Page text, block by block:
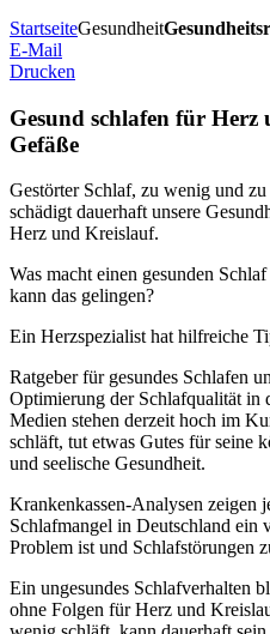
StartseiteGesundheit
E-Mail
Drucken
Gesund schlafen für Herz
Gefäße
Gestörter Schlaf, zu wenig und
schädigt dauerhaft unsere
Herz und Kreislauf.
Was macht einen gesunden
kann das gelingen?
Ein Herzspezialist hat hilfreiche
Ratgeber für gesundes Schlafen
Optimierung der Schlafqualität in
Medien stehen derzeit hoch im
schläft, tut etwas Gutes für seine
und seelische Gesundheit.
Krankenkassen-Analysen zeigen
Schlafmangel in Deutschland ein
Problem ist und Schlafstörungen
Ein ungesundes Schlafverhalten
ohne Folgen für Herz und